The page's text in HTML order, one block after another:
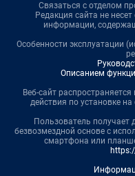
Связаться с отделом
Редакция сайта не
информации,
Особенности эксплуатации
Описанием
Веб-сайт
действия по установке
Пользователь получает
безвозмездной основе с
смартфона или